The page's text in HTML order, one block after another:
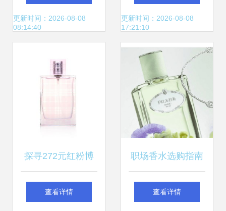
声的诗
更新时间：2026-08-08
08:14:40
更新时间：2026-08-08
17:21:10
探寻272元红粉博
柏利香水的魅力 价
查看详情
职场香水选购指南
八款助你专业度UP
查看详情